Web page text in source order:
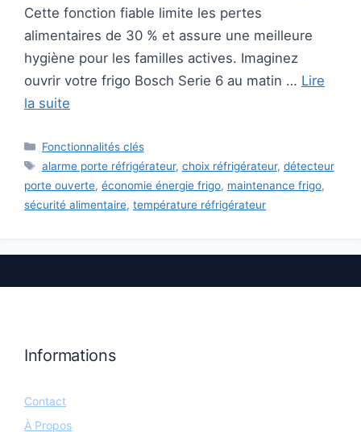
Cette fonction fiable limite les pertes
alimentaires de 30 % et assure une meilleure
hygiène pour les familles actives. Imaginez
ouvrir votre frigo Bosch Serie 6 au matin … Lire
la suite
Catégories
Fonctionnalités clés
Étiquettes
alarme porte réfrigérateur, choix réfrigérateur, détecteur
porte ouverte, économie énergie frigo, maintenance frigo,
sécurité alimentaire, température réfrigérateur
Informations
Contact
À Propos